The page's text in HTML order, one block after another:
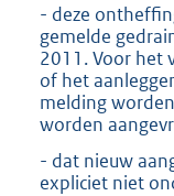
- deze
gemelde
2011. Voor het
of het
melding
worden
- dat nieuw
expliciet niet